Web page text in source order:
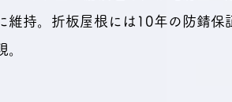
維持。折板屋根には10年の防錆保
。